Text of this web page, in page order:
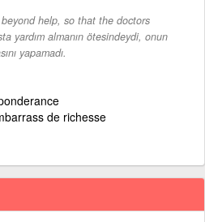
help, so that the doctors
yardım almanın ötesindeydi, onun
yapamadı.
de richesse